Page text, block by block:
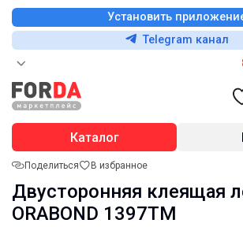
Установить
Telegram канал
Каталог
Поделиться В избранное
Двусторонняя клеящая
ORABOND 1397TM